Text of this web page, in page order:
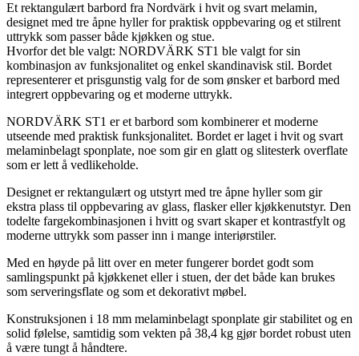
Et rektangulært barbord fra Nordvärk i hvit og svart melamin,
designet med tre åpne hyller for praktisk oppbevaring og et stilrent
uttrykk som passer både kjøkken og stue.
Hvorfor det ble valgt: NORDVÄRK ST1 ble valgt for sin
kombinasjon av funksjonalitet og enkel skandinavisk stil. Bordet
representerer et prisgunstig valg for de som ønsker et barbord med
integrert oppbevaring og et moderne uttrykk.
NORDVÄRK ST1 er et barbord som kombinerer et moderne
utseende med praktisk funksjonalitet. Bordet er laget i hvit og svart
melaminbelagt sponplate, noe som gir en glatt og slitesterk overflate
som er lett å vedlikeholde.
Designet er rektangulært og utstyrt med tre åpne hyller som gir
ekstra plass til oppbevaring av glass, flasker eller kjøkkenutstyr. Den
todelte fargekombinasjonen i hvitt og svart skaper et kontrastfylt og
moderne uttrykk som passer inn i mange interiørstiler.
Med en høyde på litt over en meter fungerer bordet godt som
samlingspunkt på kjøkkenet eller i stuen, der det både kan brukes
som serveringsflate og som et dekorativt møbel.
Konstruksjonen i 18 mm melaminbelagt sponplate gir stabilitet og en
solid følelse, samtidig som vekten på 38,4 kg gjør bordet robust uten
å være tungt å håndtere.